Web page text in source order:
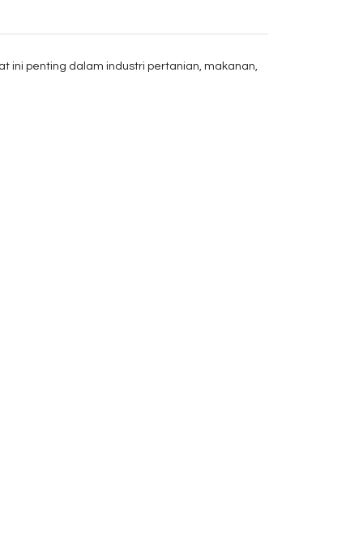
ini penting dalam industri pertanian, makanan,